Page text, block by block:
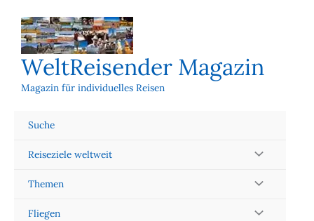
Inhalt
springen
WeltReisender Magazin
Magazin für individuelles Reisen
Suche
Reiseziele weltweit
Themen
Fliegen